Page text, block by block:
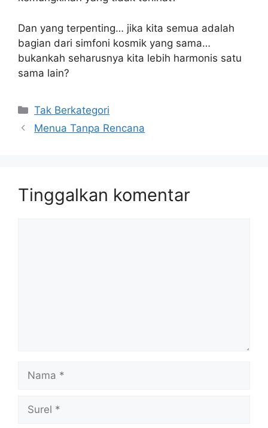
Dan yang terpenting… jika kita semua adalah
bagian dari simfoni kosmik yang sama…
bukankah seharusnya kita lebih harmonis satu
sama lain?
Kategori
Tak Berkategori
Menua Tanpa Rencana
Tinggalkan komentar